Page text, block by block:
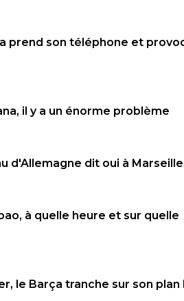
prend son téléphone et
il y a un énorme problème
d'Allemagne dit oui à Marseille
à quelle heure et sur quelle
le Barça tranche sur son plan